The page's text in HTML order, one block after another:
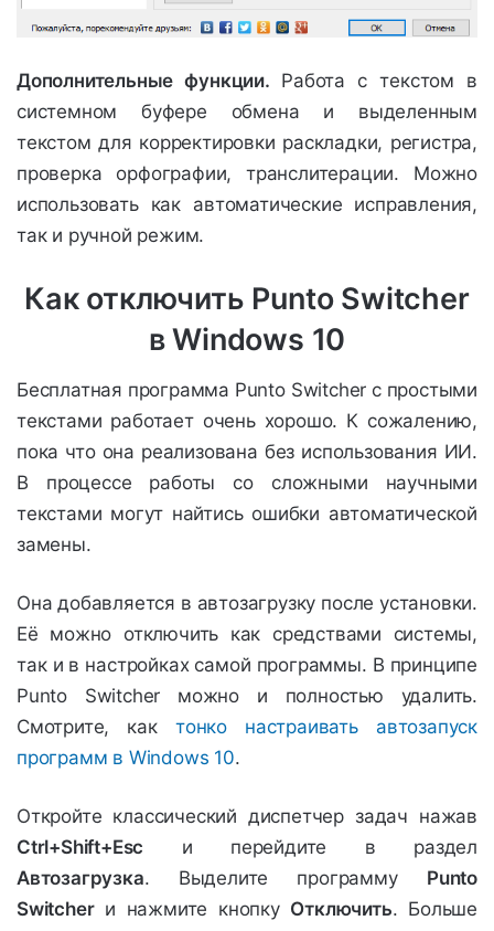
Дополнительные функции. Работа с текстом в
системном буфере обмена и выделенным
текстом для корректировки раскладки, регистра,
проверка орфографии, транслитерации. Можно
использовать как автоматические исправления,
так и ручной режим.
Как отключить Punto Switcher
в Windows 10
Бесплатная программа Punto Switcher с простыми
текстами работает очень хорошо. К сожалению,
пока что она реализована без использования ИИ.
В процессе работы со сложными научными
текстами могут найтись ошибки автоматической
замены.
Она добавляется в автозагрузку после установки.
Её можно отключить как средствами системы,
так и в настройках самой программы. В принципе
Punto Switcher можно и полностью удалить.
Смотрите, как тонко настраивать автозапуск
программ в Windows 10.
Откройте классический диспетчер задач нажав
Ctrl+Shift+Esc и перейдите в раздел
Автозагрузка. Выделите программу Punto
Switcherи нажмите кнопку Отключить. Больше